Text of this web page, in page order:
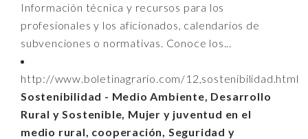
Información técnica y recursos para los
profesionales y los aficionados, calendarios de
subvenciones o normativas. Conoce los...
http://www.boletinagrario.com/12,sostenibilidad.html
Sostenibilidad - Medio Ambiente, Desarrollo
Rural y Sostenible, Mujer y juventud en el
medio rural, cooperación, Seguridad y